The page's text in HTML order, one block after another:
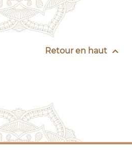
Retour en haut 